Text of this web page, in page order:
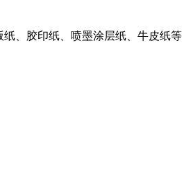
纸、胶印纸、喷墨涂层纸、牛皮纸等